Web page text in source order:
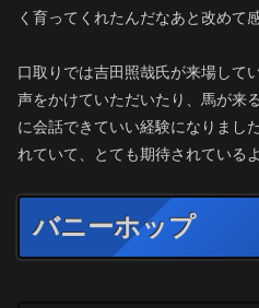
く育ってくれたんだなあと改めて
口取りでは吉田照哉氏が来場して
声をかけていただいたり、馬が来
に会話できていい経験になりまし
れていて、とても期待されている
バニーホップ